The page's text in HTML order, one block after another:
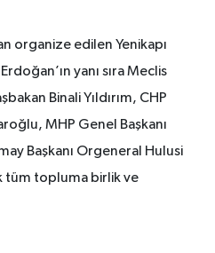
organize edilen Yenikapı
yanı sıra Meclis
Binali Yıldırım, CHP
MHP Genel Başkanı
Başkanı Orgeneral Hulusi
tüm topluma birlik ve